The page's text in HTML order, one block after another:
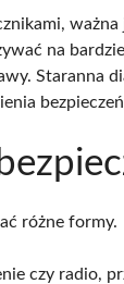
ważna
na
Staranna
różne formy.
czy radio,